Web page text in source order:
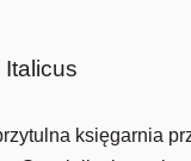
księgarnia